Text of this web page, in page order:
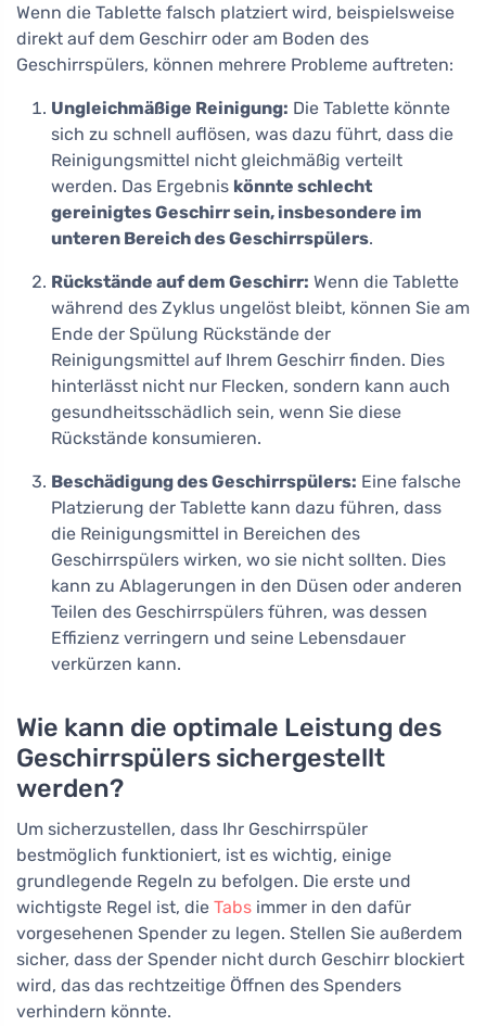
Wenn die Tablette falsch platziert wird, beispielsweise
direkt auf dem Geschirr oder am Boden des
Geschirrspülers, können mehrere Probleme auftreten:
Ungleichmäßige Reinigung: Die Tablette könnte
sich zu schnell auflösen, was dazu führt, dass die
Reinigungsmittel nicht gleichmäßig verteilt
werden. Das Ergebnis könnte schlecht
gereinigtes Geschirr sein, insbesondere im
unteren Bereich des Geschirrspülers.
Rückstände auf dem Geschirr: Wenn die Tablette
während des Zyklus ungelöst bleibt, können Sie am
Ende der Spülung Rückstände der
Reinigungsmittel auf Ihrem Geschirr finden. Dies
hinterlässt nicht nur Flecken, sondern kann auch
gesundheitsschädlich sein, wenn Sie diese
Rückstände konsumieren.
Beschädigung des Geschirrspülers: Eine falsche
Platzierung der Tablette kann dazu führen, dass
die Reinigungsmittel in Bereichen des
Geschirrspülers wirken, wo sie nicht sollten. Dies
kann zu Ablagerungen in den Düsen oder anderen
Teilen des Geschirrspülers führen, was dessen
Effizienz verringern und seine Lebensdauer
verkürzen kann.
Wie kann die optimale Leistung des
Geschirrspülers sichergestellt
werden?
Um sicherzustellen, dass Ihr Geschirrspüler
bestmöglich funktioniert, ist es wichtig, einige
grundlegende Regeln zu befolgen. Die erste und
wichtigste Regel ist, die Tabs immer in den dafür
vorgesehenen Spender zu legen. Stellen Sie außerdem
sicher, dass der Spender nicht durch Geschirr blockiert
wird, das das rechtzeitige Öffnen des Spenders
verhindern könnte.